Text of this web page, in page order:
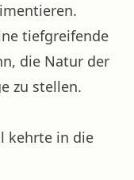
tiefgreifende
die Natur der
zu stellen.
kehrte in die